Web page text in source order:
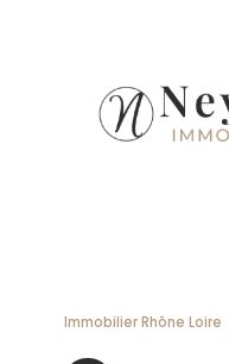
Immobilier Rhône Loire